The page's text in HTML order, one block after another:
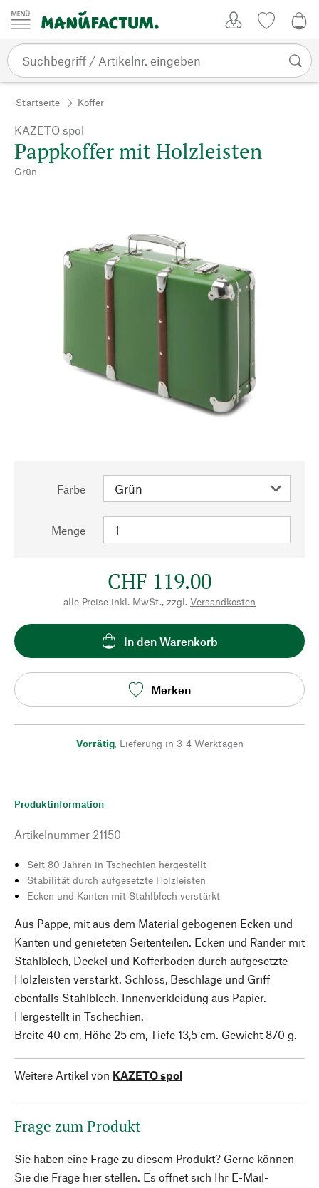
Zum Inhalt springen
Startseite Koffer
KAZETO spol
Pappkoffer mit Holzleisten
Grün
Farbe
Menge
CHF 119.00
alle Preise inkl. MwSt., zzgl. Versandkosten
In den Warenkorb
Merken
Vorrätig, Lieferung in 3-4 Werktagen
Produktinformation
Artikelnummer 21150
Seit 80 Jahren in Tschechien hergestellt
Stabilität durch aufgesetzte Holzleisten
Ecken und Kanten mit Stahlblech verstärkt
Aus Pappe, mit aus dem Material gebogenen Ecken und
Kanten und genieteten Seitenteilen. Ecken und Ränder mit
Stahlblech, Deckel und Kofferboden durch aufgesetzte
Holzleisten verstärkt. Schloss, Beschläge und Griff
ebenfalls Stahlblech. Innenverkleidung aus Papier.
Hergestellt in Tschechien.
Breite 40 cm, Höhe 25 cm, Tiefe 13,5 cm. Gewicht 870 g.
Weitere Artikel von KAZETO spol
Frage zum Produkt
Sie haben eine Frage zu diesem Produkt? Gerne können
Sie die Frage hier stellen. Es öffnet sich Ihr E-Mail-